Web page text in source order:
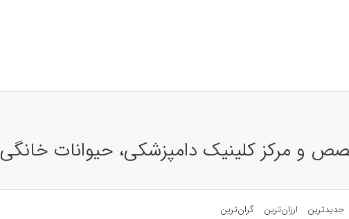
و مرکز کلینیک دامپزشکی، حیوانات خانگی
جدیدترین ارزان‌ترین گران‌ترین